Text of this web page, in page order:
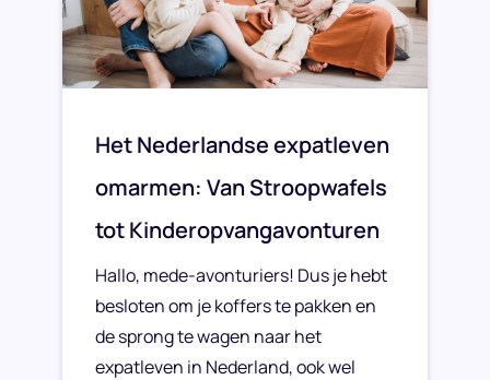
Het Nederlandse expatleven
omarmen: Van Stroopwafels
tot Kinderopvangavonturen
Hallo, mede-avonturiers! Dus je hebt
besloten om je koffers te pakken en
de sprong te wagen naar het
expatleven in Nederland, ook wel